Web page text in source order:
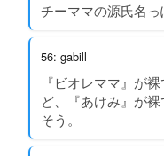
チーママの源氏名
56: gabill
『ビオレママ』が
ど、『あけみ』が
そう。